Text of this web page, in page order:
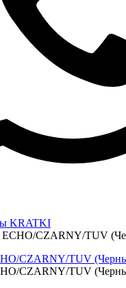
KRATKI
ECHO/CZARNY/TUV